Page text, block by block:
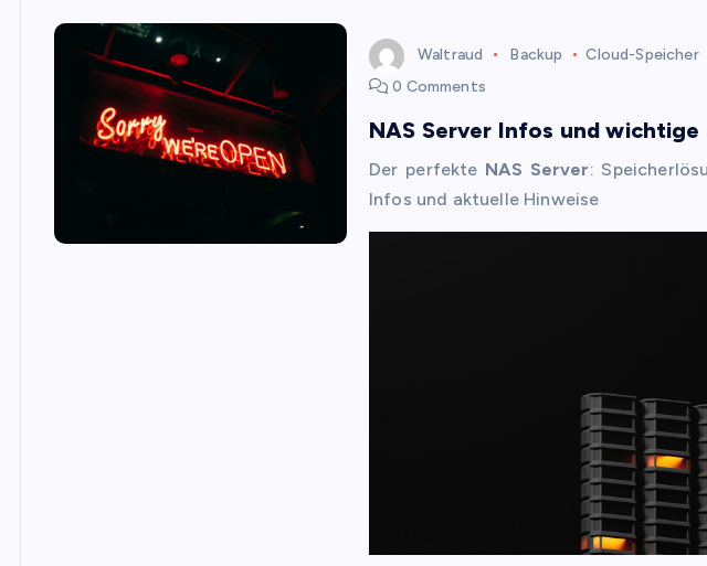
Waltraud Backup Cloud-Speicher
0 Comments
NAS Server Infos und
Der perfekte NAS Server:
Infos und aktuelle Hinweise